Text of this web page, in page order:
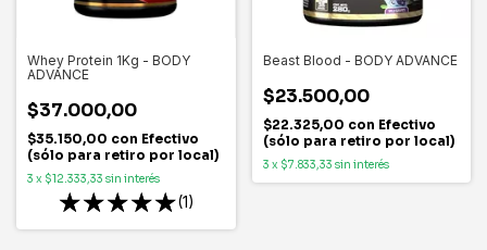
Whey Protein 1Kg - BODY
ADVANCE
$37.000,00
$35.150,00 con Efectivo
(sólo para retiro por local)
3 x $12.333,33 sin interés
(1)
Beast Blood - BODY ADVANCE
$23.500,00
$22.325,00 con Efectivo
(sólo para retiro por local)
3 x $7.833,33 sin interés